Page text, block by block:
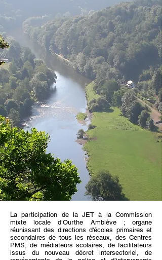
La participation de la JET à la Commission
mixte locale d’Ourthe Amblève ; organe
réunissant des directions d'écoles primaires et
secondaires de tous les réseaux, des Centres
PMS, de médiateurs scolaires, de facilitateurs
issus du nouveau décret intersectoriel, de